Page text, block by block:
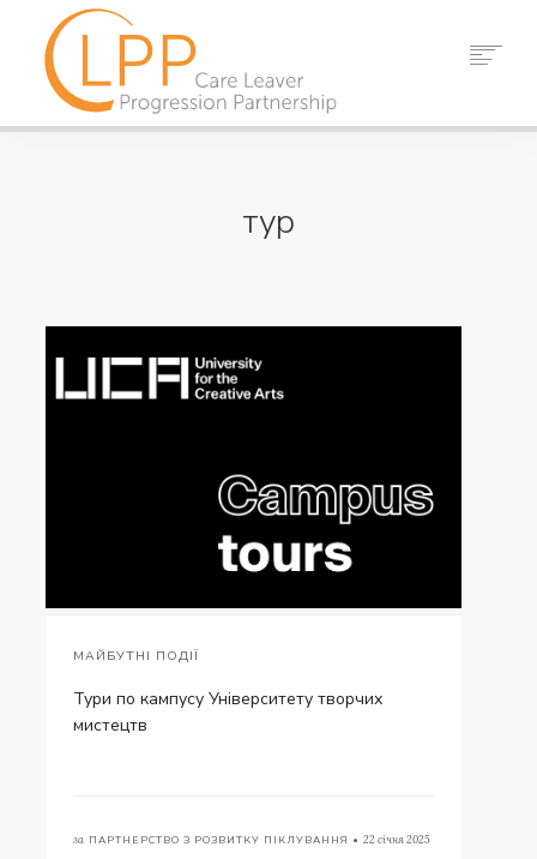
тур
МАЙБУТНІ ПОДІЇ
Тури по кампусу Університету творчих
мистецтв
за ПАРТНЕРСТВО З РОЗВИТКУ ПІКЛУВАННЯ • 22 січня 2025